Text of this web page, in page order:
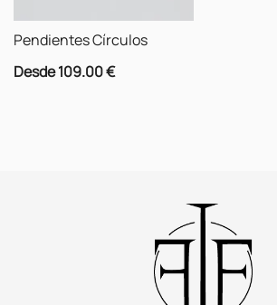
Pendientes Círculos
Desde109.00€